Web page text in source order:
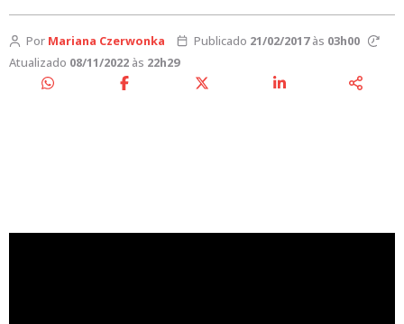
Por Mariana Czerwonka Publicado 21/02/2017às 03h00
Atualizado 08/11/2022 às 22h29